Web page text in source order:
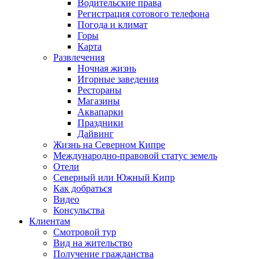
Водительские права
Регистрация сотового телефона
Погода и климат
Горы
Карта
Развлечения
Ночная жизнь
Игорные заведения
Рестораны
Магазины
Аквапарки
Праздники
Дайвинг
Жизнь на Северном Кипре
Международно-правовой статус земель
Отели
Северный или Южный Кипр
Как добраться
Видео
Консульства
Клиентам
Смотровой тур
Вид на жительство
Получение гражданства